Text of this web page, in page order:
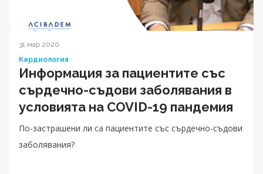
31 мар 2020
Кардиология
Информация за пациентите със
сърдечно-съдови заболявания в
условията на COVID-19 пандемия
По-застрашени ли са пациентите със сърдечно-съдови
заболявания?